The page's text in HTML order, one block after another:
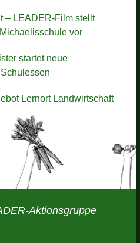
– LEADER-Film stellt
vor
startet neue
Lernort Landwirtschaft